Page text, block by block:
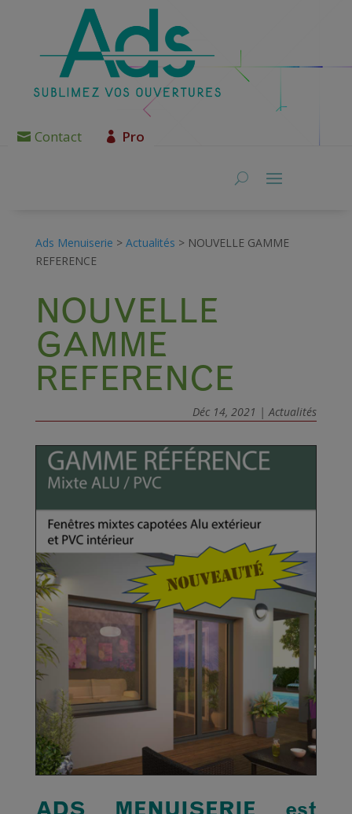
Contact Pro
Ads Menuiserie > Actualités > NOUVELLE GAMME
REFERENCE
NOUVELLE
GAMME
REFERENCE
Déc 14, 2021 |Actualités